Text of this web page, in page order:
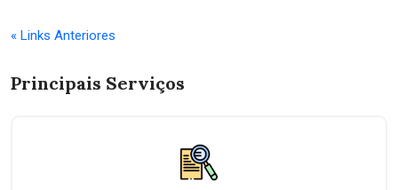
« Links Anteriores
Principais Serviços